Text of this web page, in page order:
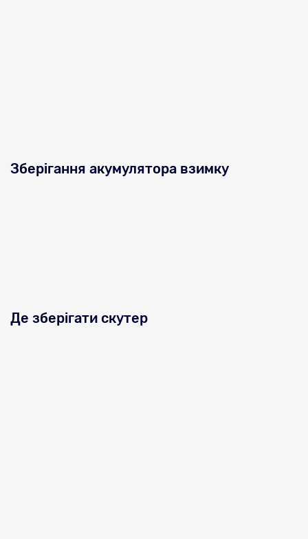
Зберігання акумулятора взимку
Де зберігати скутер